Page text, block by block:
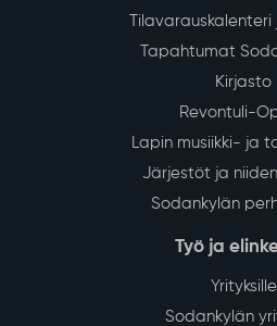
Tapahtumat
Kirjasto
Revontuli-
Lapin musiikki- ja
Järjestöt ja
Sodankylän
Työ ja
Yrityksille
Sodankylän